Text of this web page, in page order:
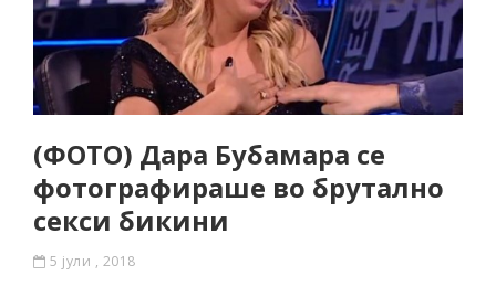
(ФОТО) Дара Бубамара се
фотографираше во брутално
секси бикини
5 јули , 2018